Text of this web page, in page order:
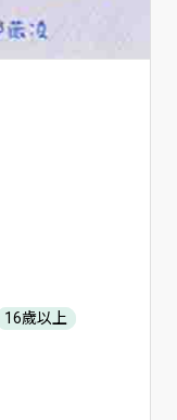
16歲以上